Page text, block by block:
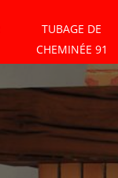
TUBAGE DE
CHEMINÉE 91